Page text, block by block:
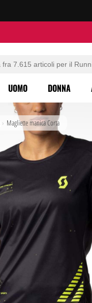
UOMO DONNA
Magliette manica Corta